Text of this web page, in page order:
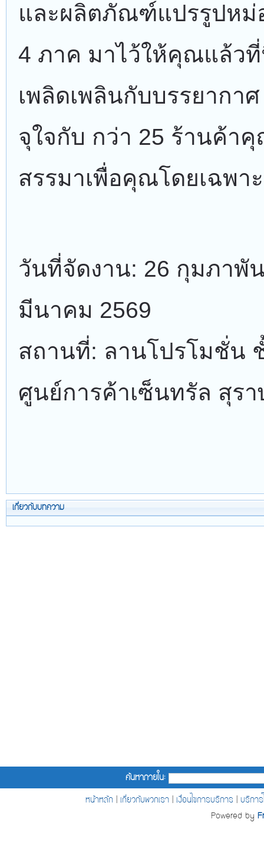
และผลิตภัณฑ์แปรรูปหม่
4 ภาค มาไว้ให้คุณแล้ว
เพลิดเพลินกับบรรยากา
จุใจกับ กว่า 25 ร้านค้า
สรรมาเพื่อคุณโดยเฉพาะ
วันที่จัดงาน: 26 กุมภาพั
มีนาคม 2569
สถานที่: ลานโปรโมชั่น
ศูนย์การค้าเซ็นทรัล สุร
เกี่ยวกับบทความ
ค้นหาภายใน:
หน้าหลัก เกี่ยวกับพวกเรา เงื่อนไขการบริการ บริกา
Powered by